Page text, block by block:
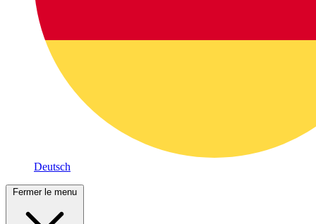
Deutsch
Fermer le menu